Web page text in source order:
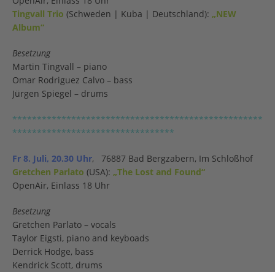
Tingvall Trio (Schweden | Kuba | Deutschland): „NEW
Album“
Besetzung
Martin Tingvall – piano
Omar Rodriguez Calvo – bass
Jürgen Spiegel – drums
***************************************************
*********************************
Fr 8. Juli, 20.30 Uhr, 76887 Bad Bergzabern, Im Schloßhof
Gretchen Parlato (USA): „The Lost and Found“
OpenAir, Einlass 18 Uhr
Besetzung
Gretchen Parlato – vocals
Taylor Eigsti, piano and keyboads
Derrick Hodge, bass
Kendrick Scott, drums